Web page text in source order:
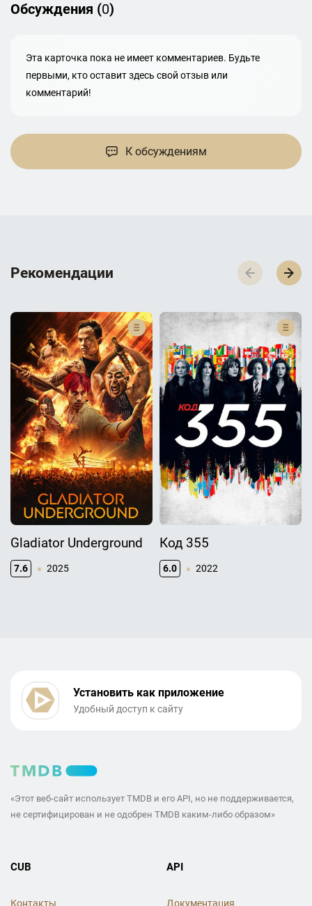
Обсуждения (0)
Эта карточка пока не имеет комментариев. Будьте
первыми, кто оставит здесь свой отзыв или
комментарий!
К обсуждениям
Р­­­е­­­к­­­о­­­м­­­е­­­н­­­д­­­а­­­ц­­­и­­­и
Gladiator Underground
7.6 2025
Код 355
6.0 2022
Установить как приложение
Удобный доступ к сайту
«Этот веб-сайт использует TMDB и его API, но не поддерживается,
не сертифицирован и не одобрен TMDB каким-либо образом»
CUB
Контакты
API
Документация